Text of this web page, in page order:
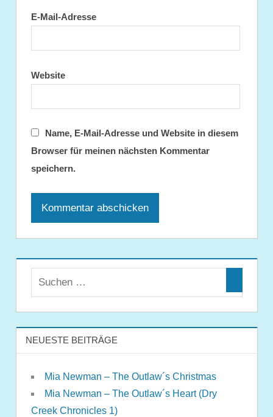
E-Mail-Adresse
Website
Name, E-Mail-Adresse und Website in diesem
Browser für meinen nächsten Kommentar
speichern.
NEUESTE BEITRÄGE
Mia Newman – The Outlaw´s Christmas
Mia Newman – The Outlaw´s Heart (Dry
Creek Chronicles 1)